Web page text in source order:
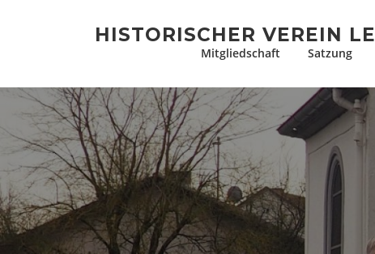
HISTORISCHER VEREIN
Mitgliedschaft Satzung